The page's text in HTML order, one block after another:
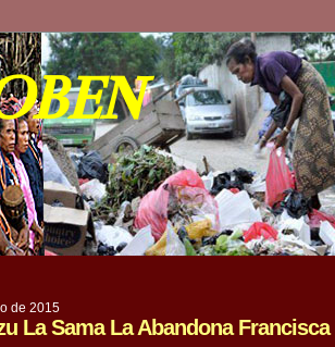
de 2015
La Sama La Abandona